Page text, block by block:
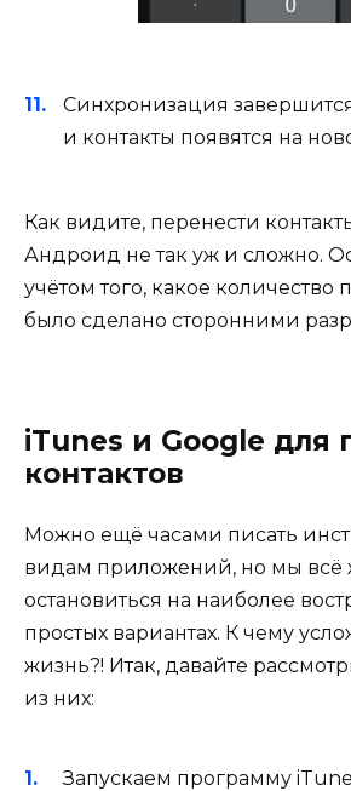
Синхронизация
и контакты появятся на
Как видите, перенести
Андроид не так уж и сложно.
учётом того, какое
было сделано сторонними
iTunes и Google для
контактов
Можно ещё часами писать
видам приложений, но мы
остановиться на наиболее
простых вариантах. К чему
жизнь?! Итак, давайте
из них:
Запускаем программу